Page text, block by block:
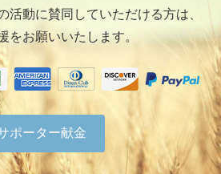
活動に賛同していただける方は、
をお願いいたします。
ポーター献金